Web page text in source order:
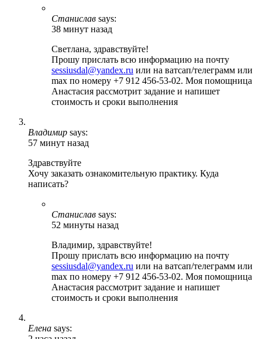
Станислав says:
38 минут назад
Светлана, здравствуйте!
Прошу прислать всю информацию на почту
sessiusdal@yandex.ru или на ватсап/телеграмм или
max по номеру +7 912 456-53-02. Моя помощница
Анастасия рассмотрит задание и напишет
стоимость и сроки выполнения
Владимир says:
57 минут назад
Здравствуйте
Хочу заказать ознакомительную практику. Куда
написать?
Станислав says:
52 минуты назад
Владимир, здравствуйте!
Прошу прислать всю информацию на почту
sessiusdal@yandex.ru или на ватсап/телеграмм или
max по номеру +7 912 456-53-02. Моя помощница
Анастасия рассмотрит задание и напишет
стоимость и сроки выполнения
Елена says: